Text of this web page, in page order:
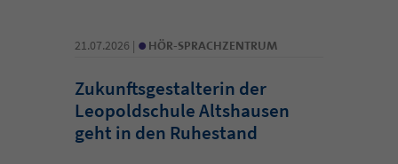
21.07.2026 | • HÖR-SPRACHZENTRUM
Zukunftsgestalterin der
Leopoldschule Altshausen
geht in den Ruhestand